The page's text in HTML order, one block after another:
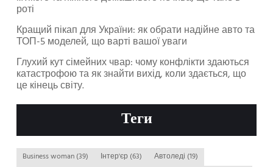
роті
Кращий пікап для України: як обрати надійне авто та
ТОП-5 моделей, що варті вашої уваги
Глухий кут сімейних чвар: чому конфлікти здаються
катастрофою та як знайти вихід, коли здається, що
це кінець світу.
Теги
Business woman (39) Інтер'єр (63) Автоледі (19)